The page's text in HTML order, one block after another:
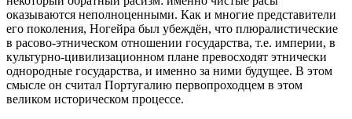
оказываются неполноценными. Как и многие представители
его поколения, Ногейра был убеждён, что плюралистические
в расово-этническом отношении государства, т.е. империи, в
культурно-цивилизационном плане превосходят этнически
однородные государства, и именно за ними будущее. В этом
смысле он считал Португалию первопроходцем в этом
великом историческом процессе.